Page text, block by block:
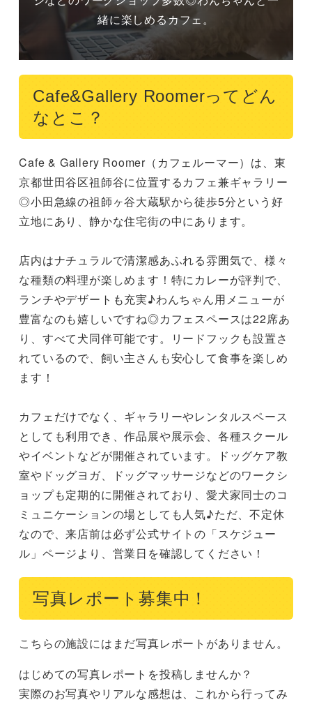
緒に楽しめるカフェ。
Cafe&Gallery Roomerってどん
なとこ？
Cafe & Gallery Roomer（カフェルーマー）は、東
京都世田谷区祖師谷に位置するカフェ兼ギャラリー
◎小田急線の祖師ヶ谷大蔵駅から徒歩5分という好
立地にあり、静かな住宅街の中にあります。
店内はナチュラルで清潔感あふれる雰囲気で、様々
な種類の料理が楽しめます！特にカレーが評判で、
ランチやデザートも充実♪わんちゃん用メニューが
豊富なのも嬉しいですね◎カフェスペースは22席あ
り、すべて犬同伴可能です。リードフックも設置さ
れているので、飼い主さんも安心して食事を楽しめ
ます！
カフェだけでなく、ギャラリーやレンタルスペース
としても利用でき、作品展や展示会、各種スクール
やイベントなどが開催されています。ドッグケア教
室やドッグヨガ、ドッグマッサージなどのワークシ
ョップも定期的に開催されており、愛犬家同士のコ
ミュニケーションの場としても人気♪ただ、不定休
なので、来店前は必ず公式サイトの「スケジュー
ル」ページより、営業日を確認してください！
写真レポート募集中！
こちらの施設にはまだ写真レポートがありません。
はじめての写真レポートを投稿しませんか？
実際のお写真やリアルな感想は、これから行ってみ